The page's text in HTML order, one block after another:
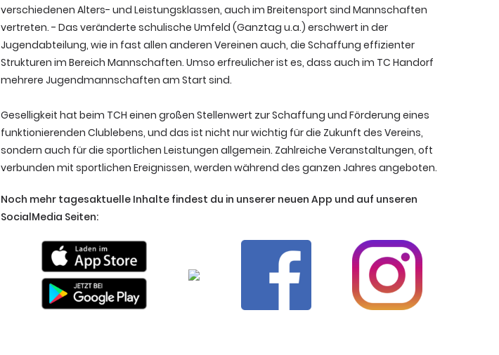
verschiedenen Alters- und Leistungsklassen, auch im Breitensport sind Mannschaften
vertreten. - Das veränderte schulische Umfeld (Ganztag u.a.) erschwert in der
Jugendabteilung, wie in fast allen anderen Vereinen auch, die Schaffung effizienter
Strukturen im Bereich Mannschaften. Umso erfreulicher ist es, dass auch im TC Handorf
mehrere Jugendmannschaften am Start sind.
Geselligkeit hat beim TCH einen großen Stellenwert zur Schaffung und Förderung eines
funktionierenden Clublebens, und das ist nicht nur wichtig für die Zukunft des Vereins,
sondern auch für die sportlichen Leistungen allgemein. Zahlreiche Veranstaltungen, oft
verbunden mit sportlichen Ereignissen, werden während des ganzen Jahres angeboten.
Noch mehr tagesaktuelle Inhalte findest du in unserer neuen App und auf unseren
SocialMedia Seiten: